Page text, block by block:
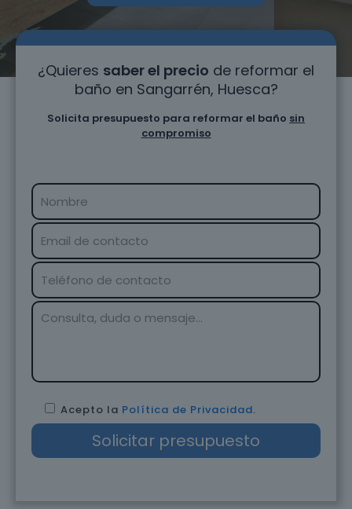
¿Quieres saber el precio de reformar el
baño en Sangarrén, Huesca?
Solicita presupuesto para reformar el baño sin
compromiso
Acepto la Política de Privacidad.